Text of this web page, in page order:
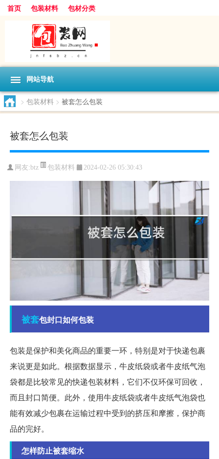
首页 包装材料 包材分类
网站导航
> 包装材料 > 被套怎么包装
被套怎么包装
网友:btz 包装材料 2024-02-26 05:30:43
被套包封口如何包装
包装是保护和美化商品的重要一环，特别是对于快递包裹
来说更是如此。根据数据显示，牛皮纸袋或者牛皮纸气泡
袋都是比较常见的快递包装材料，它们不仅环保可回收，
而且封口简便。此外，使用牛皮纸袋或者牛皮纸气泡袋也
能有效减少包裹在运输过程中受到的挤压和摩擦，保护商
品的完好。
怎样防止被套缩水